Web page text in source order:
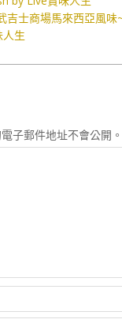
吉士商場馬來西亞風味
生
子郵件地址不會公開。